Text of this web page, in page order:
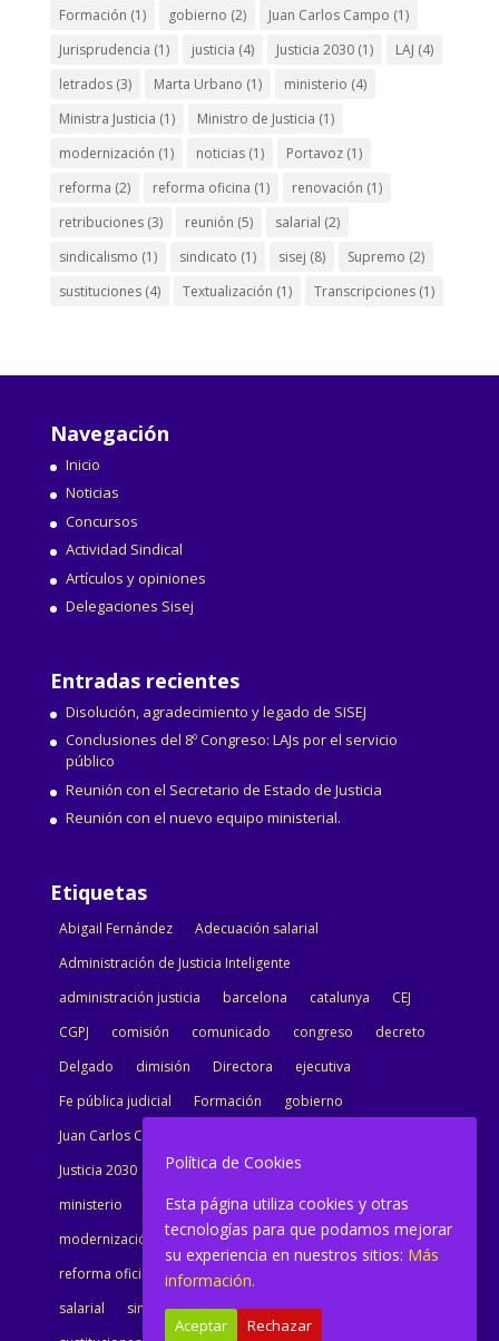
Formación (1) gobierno (2) Juan Carlos Campo (1)
Jurisprudencia (1) justicia (4) Justicia 2030(1) LAJ (4)
letrados(3) Marta Urbano (1) ministerio (4)
Ministra Justicia (1) Ministro de Justicia (1)
modernización (1) noticias(1) Portavoz(1)
reforma (2) reforma oficina (1) renovación (1)
retribuciones(3) reunión (5) salarial (2)
sindicalismo (1) sindicato (1) sisej (8) Supremo (2)
sustituciones(4) Textualización (1) Transcripciones(1)
Navegación
Inicio
Noticias
Concursos
Actividad Sindical
Artículos y opiniones
Delegaciones Sisej
Entradas recientes
Disolución, agradecimiento y legado de SISEJ
Conclusiones del 8º Congreso: LAJs por el servicio
público
Reunión con el Secretario de Estado de Justicia
Reunión con el nuevo equipo ministerial.
Etiquetas
Abigail Fernández
Adecuación salarial
Administración de Justicia Inteligente
administración justicia
barcelona catalunya
CEJ
CGPJ
comisión comunicado congreso
decreto
Delgado
dimisión Directora
ejecutiva
Fe pública judicial
Formación
gobierno
Juan Carlos Campo
Justicia 2030
LAJ letrados
Marta Urbano
ministerio
Ministra Justicia
Ministro de Justicia
modernización
noticias Portavoz
reforma
reforma oficina
renovación
salarial
sindicalismo sindicato sisej
Política de Cookies
Esta página utiliza cookies y otras
tecnologías para que podamos mejorar
su experiencia en nuestros sitios: Más
información.
Aceptar Rechazar